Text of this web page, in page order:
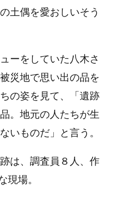
土偶を愛おしいそう
ーをしていた八木さ
災地で思い出の品を
の姿を見て、「遺跡
。地元の人たちが生
いものだ」と言う。
は、調査員８人、作
現場。